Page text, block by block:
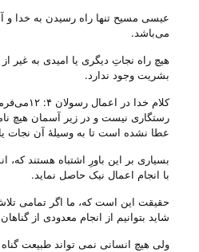
عیسی مسیح تنها راه رسیدن به خدا و
می‌‌باشد.
هیچ راه نجاتِ دیگری یا امیدی به غیر
بشریت وجود ندارد.
رستگاری نیست و در زیر آسمان هیچ
عطا نشده است تا به وسیلۀ آن نجات
بسیاری بر این باورِ اشتباه هستند
با انجام اعمال نیک حاصل نماید.
حقیقت این است که، ما اگر تمامی
شاید بتوانیم از انجام معدودی از
ولی هیچ انسانی نمی تواند طبیعت گناه